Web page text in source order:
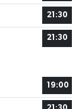
21:30
21:30
19:00